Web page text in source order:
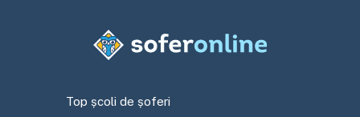
Top școli de șoferi